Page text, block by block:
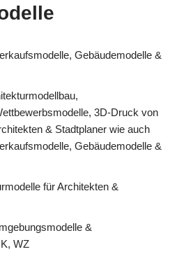
Gebäudemodelle &
3D-Druck von
& Stadtplaner wie auch
Gebäudemodelle &
für Architekten &
&
WZ